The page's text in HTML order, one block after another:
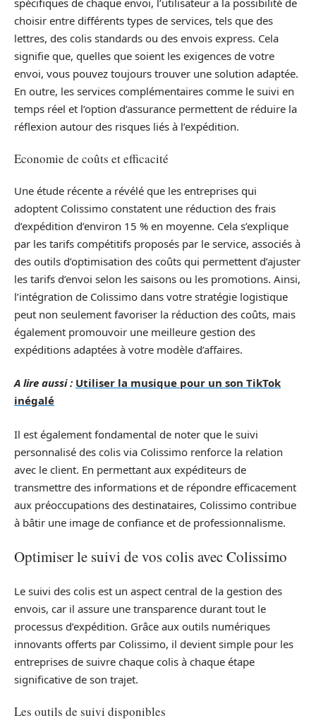
choisir entre différents types de services, tels que des
lettres, des colis standards ou des envois express. Cela
signifie que, quelles que soient les exigences de votre
envoi, vous pouvez toujours trouver une solution adaptée.
En outre, les services complémentaires comme le suivi en
temps réel et l’option d’assurance permettent de réduire la
réflexion autour des risques liés à l’expédition.
Economie de coûts et efficacité
Une étude récente a révélé que les entreprises qui
adoptent Colissimo constatent une réduction des frais
d’expédition d’environ 15 % en moyenne. Cela s’explique
par les tarifs compétitifs proposés par le service, associés à
des outils d’optimisation des coûts qui permettent d’ajuster
les tarifs d’envoi selon les saisons ou les promotions. Ainsi,
l’intégration de Colissimo dans votre stratégie logistique
peut non seulement favoriser la réduction des coûts, mais
également promouvoir une meilleure gestion des
expéditions adaptées à votre modèle d’affaires.
A lire aussi : Utiliser la musique pour un son TikTok
inégalé
Il est également fondamental de noter que le suivi
personnalisé des colis via Colissimo renforce la relation
avec le client. En permettant aux expéditeurs de
transmettre des informations et de répondre efficacement
aux préoccupations des destinataires, Colissimo contribue
à bâtir une image de confiance et de professionnalisme.
Optimiser le suivi de vos colis avec Colissimo
Le suivi des colis est un aspect central de la gestion des
envois, car il assure une transparence durant tout le
processus d’expédition. Grâce aux outils numériques
innovants offerts par Colissimo, il devient simple pour les
entreprises de suivre chaque colis à chaque étape
significative de son trajet.
Les outils de suivi disponibles